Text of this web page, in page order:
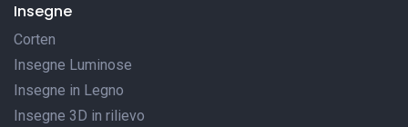
Insegne
Corten
Insegne Luminose
Insegne in Legno
Insegne 3D in rilievo